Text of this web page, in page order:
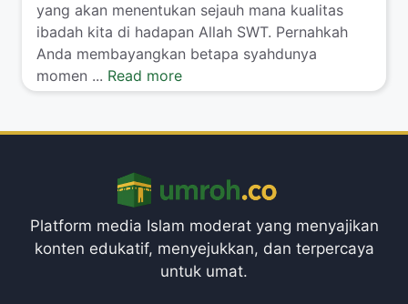
yang akan menentukan sejauh mana kualitas
ibadah kita di hadapan Allah SWT. Pernahkah
Anda membayangkan betapa syahdunya
momen ... Read more
Platform media Islam moderat yang menyajikan
konten edukatif, menyejukkan, dan terpercaya
untuk umat.